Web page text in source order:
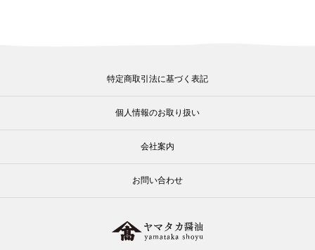
特定商取引法に基づく表記
個人情報のお取り扱い
会社案内
お問い合わせ